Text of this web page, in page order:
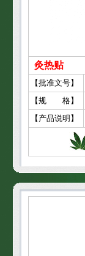
灸热贴
【批准文号】
【规 格】
【产品说明】